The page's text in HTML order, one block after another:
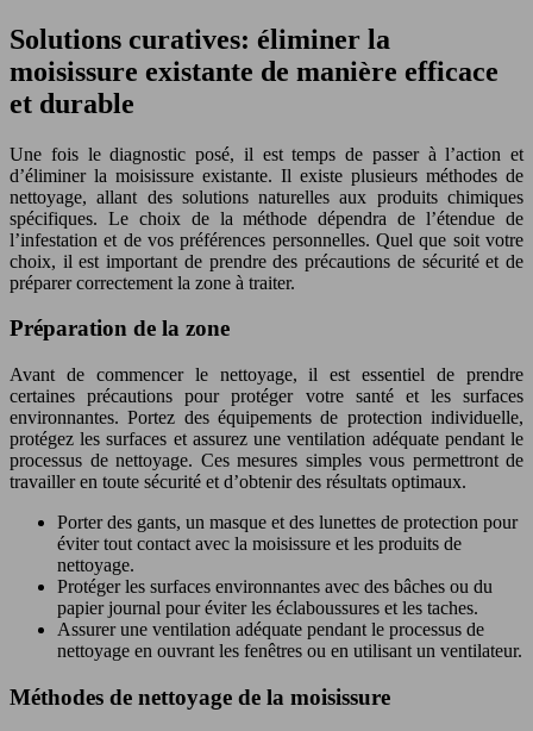
Solutions curatives: éliminer la
moisissure existante de manière efficace
et durable
Une fois le diagnostic posé, il est temps de passer à l’action et
d’éliminer la moisissure existante. Il existe plusieurs méthodes de
nettoyage, allant des solutions naturelles aux produits chimiques
spécifiques. Le choix de la méthode dépendra de l’étendue de
l’infestation et de vos préférences personnelles. Quel que soit votre
choix, il est important de prendre des précautions de sécurité et de
préparer correctement la zone à traiter.
Préparation de la zone
Avant de commencer le nettoyage, il est essentiel de prendre
certaines précautions pour protéger votre santé et les surfaces
environnantes. Portez des équipements de protection individuelle,
protégez les surfaces et assurez une ventilation adéquate pendant le
processus de nettoyage. Ces mesures simples vous permettront de
travailler en toute sécurité et d’obtenir des résultats optimaux.
Porter des gants, un masque et des lunettes de protection pour
éviter tout contact avec la moisissure et les produits de
nettoyage.
Protéger les surfaces environnantes avec des bâches ou du
papier journal pour éviter les éclaboussures et les taches.
Assurer une ventilation adéquate pendant le processus de
nettoyage en ouvrant les fenêtres ou en utilisant un ventilateur.
Méthodes de nettoyage de la moisissure